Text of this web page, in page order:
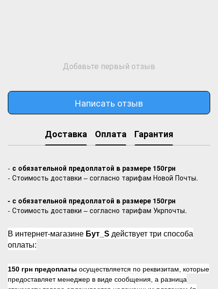
Добавьте первый отзыв
Написать отзыв
Доставка Оплата Гарантия
- с обязательной предоплатой в размере 150грн
- Стоимость доставки – согласно тарифам Новой Почты.
- с обязательной предоплатой в размере 150грн
- Стоимость доставки – согласно тарифам Укрпочты.
В интернет-магазине Бут_S действует три способа
оплаты:
150 грн предоплаты осуществляется по реквизитам, которые
предоставляет менеджер в виде сообщения, а разница